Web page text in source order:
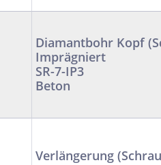
Diamantbohr Kopf
Imprägniert
SR-7-IP3
Beton
Verlängerung